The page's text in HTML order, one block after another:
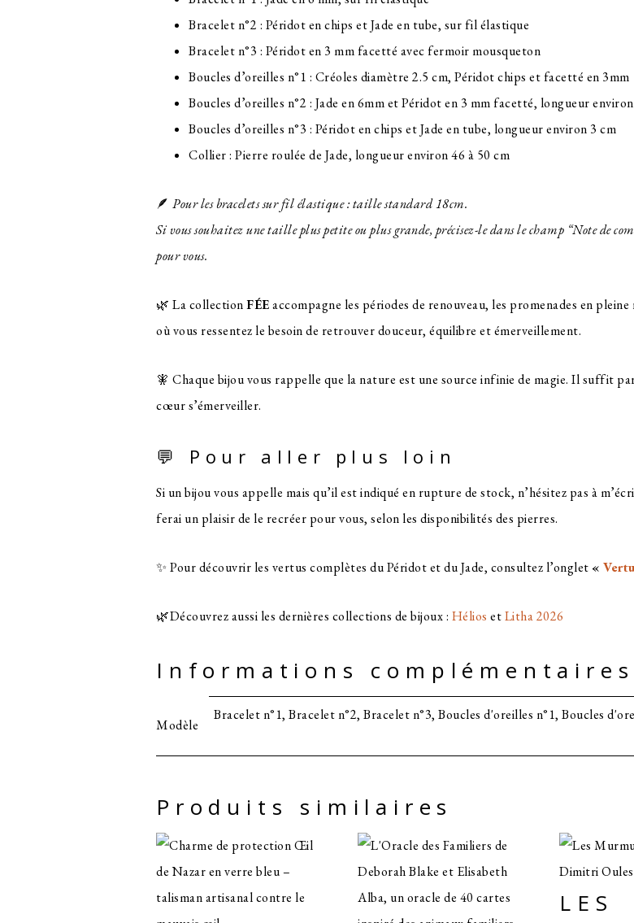
Bracelet n°2 : Péridot en chips et Jade en tube, sur fil élastique
Bracelet n°3 : Péridot en 3 mm facetté avec fermoir mousqueton
Boucles d’oreilles n°1 : Créoles diamètre 2.5 cm, Péridot chips et facetté en 3mm
Boucles d’oreilles n°2 : Jade en 6mm et Péridot en 3 mm facetté, longueur
Boucles d’oreilles n°3 : Péridot en chips et Jade en tube, longueur environ 3 cm
Collier : Pierre roulée de Jade, longueur environ 46 à 50 cm
🪶 Pour les bracelets sur fil élastique : taille standard 18cm.
Si vous souhaitez une taille plus petite ou plus grande, précisez-le dans le champ “Note de
pour vous.
🌿 La collectionFÉEaccompagne les périodes de renouveau, les promenades en
où vous ressentez le besoin de retrouver douceur, équilibre et émerveillement.
🧚 Chaque bijou vous rappelle que la nature est une source infinie de magie. Il suffit
cœur s’émerveiller.
💬 Pour aller plus loin
Si un bijou vous appelle mais qu’il est indiqué en rupture de stock, n’hésitez pas à
ferai un plaisir de le recréer pour vous, selon les disponibilités des pierres.
✨ Pour découvrir les vertus complètes du Péridot et du Jade, consultez l’onglet«
🌿Découvrez aussi les dernières collections de bijoux : Hélios etLitha 2026
Informations complémentaires
Modèle
Bracelet n°1, Bracelet n°2, Bracelet n°3, Boucles d'oreilles n°1, Boucles
Produits similaires
LES